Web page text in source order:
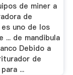
de miner a
de
es uno de los
... de mandibula
Debido a
de
...